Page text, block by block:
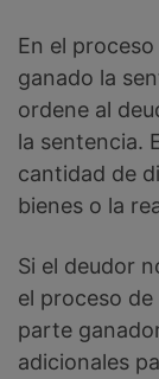
En el
ganado la
ordene al
la sentencia.
cantidad de
bienes o la
Si el deudor
el proceso
parte
adicionales